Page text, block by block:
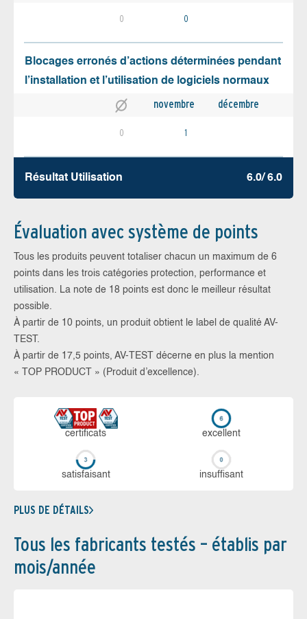
0 0
Blocages erronés d’actions déterminées pendant
l’installation et l’utilisation de logiciels normaux
novembre décembre
0 1
Résultat Utilisation 6.0/ 6.0
Évaluation avec système de points
Tous les produits peuvent totaliser chacun un maximum de 6
points dans les trois catégories protection, performance et
utilisation. La note de 18 points est donc le meilleur résultat
possible.
À partir de 10 points, un produit obtient le label de qualité AV-
TEST.
À partir de 17,5 points, AV-TEST décerne en plus la mention
« TOP PRODUCT » (Produit d’excellence).
certi­ficats ex­cellent
sa­tis­fai­sant in­suf­fi­sant
PLUS DE DÉTAILS
Tous les fabricants testés – établis par
mois/année